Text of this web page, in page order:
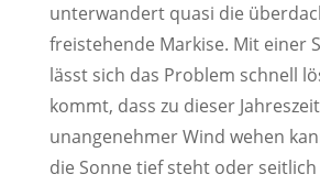
unterwandert quasi die
freistehende Markise. Mit einer
lässt sich das Problem schnell
kommt, dass zu dieser
unangenehmer Wind wehen
die Sonne tief steht oder